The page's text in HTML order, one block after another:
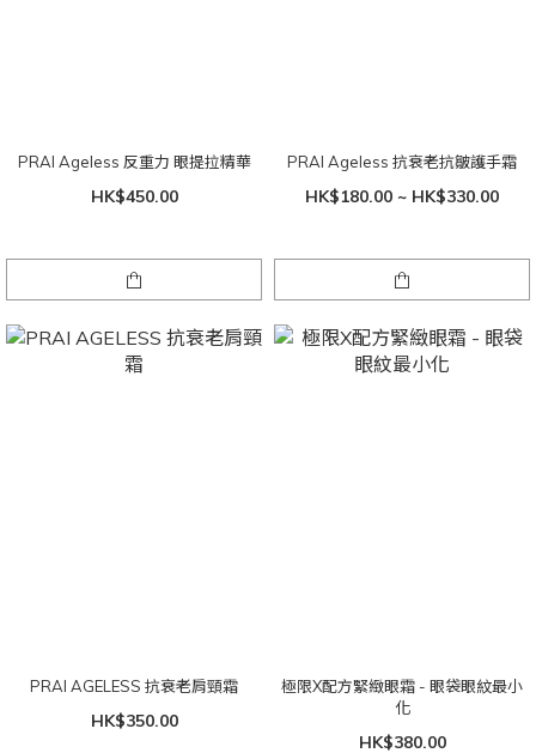
PRAI Ageless 反重力 眼提拉精華
HK$450.00
PRAI Ageless 抗衰老抗皺護手霜
HK$180.00 ~ HK$330.00
PRAI AGELESS 抗衰老肩頸霜
HK$350.00
極限X配方緊緻眼霜 - 眼袋眼紋最小
化
HK$380.00